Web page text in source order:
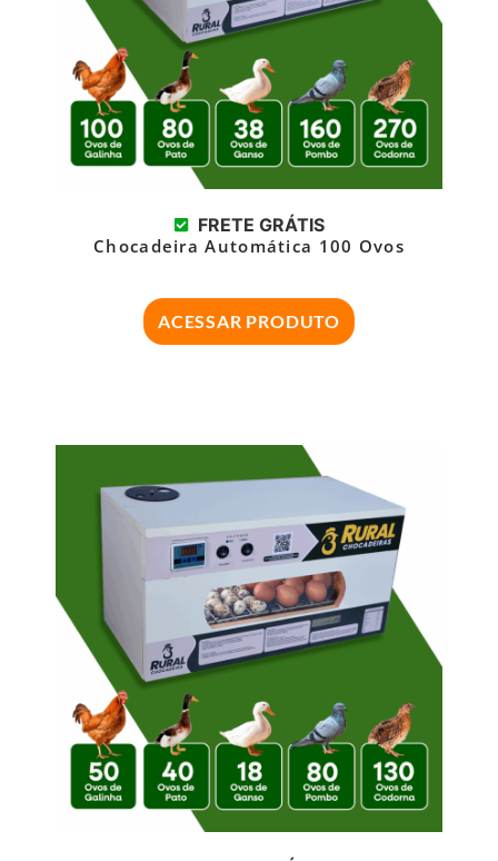
FRETE GRÁTIS
Chocadeira Automática 100 Ovos
ACESSAR PRODUTO